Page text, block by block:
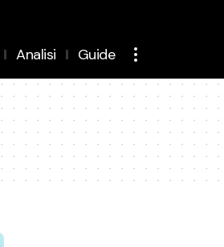
Analisi Guide